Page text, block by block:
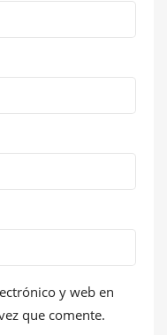
y web en
que comente.